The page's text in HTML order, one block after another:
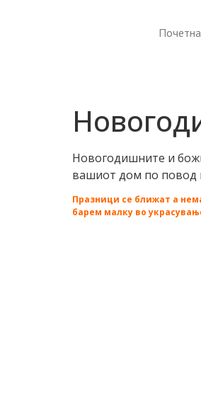
Почетна
Новогодишните и
вашиот дом по повод
Празници се ближат а
барем малку во